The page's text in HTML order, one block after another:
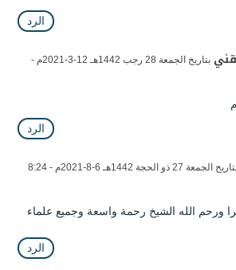
الرد
بتاريخ الجمعة 28 رجب 1442هـ 12-3-2021م -
الرد
بتاريخ الجمعة 27 ذو الحجة 1442هـ 6-8-2021م - 8:24
ورحم الله الشيخ رحمة واسعة وجميع علماء
الرد